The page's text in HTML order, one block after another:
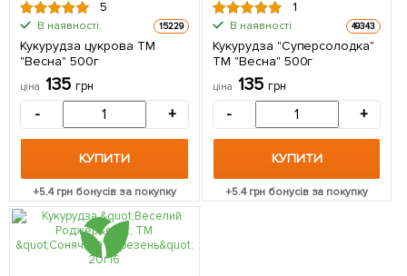
5
В наявності. 15229
Кукурудза цукрова ТМ
"Весна" 500г
ціна 135 грн
- +
КУПИТИ
+5.4грн бонусів за покупку
1
В наявності. 49343
Кукурудза "Суперсолодка"
ТМ "Весна" 500г
ціна 135 грн
- +
КУПИТИ
+5.4грн бонусів за покупку